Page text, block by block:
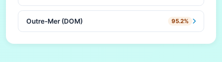
Outre-Mer (DOM) 95.2%